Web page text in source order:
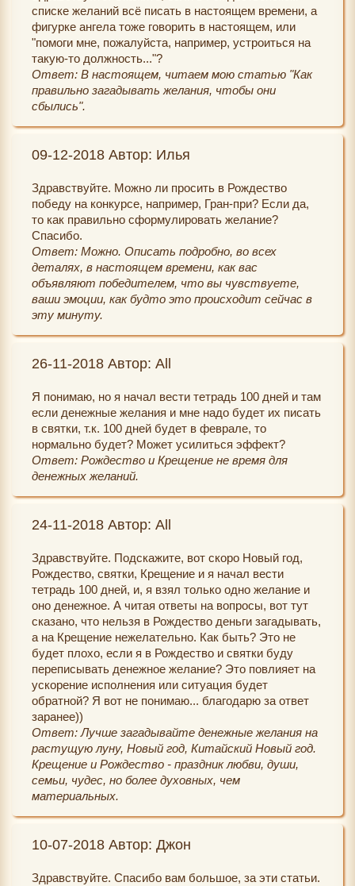
списке желаний всё писать в настоящем времени, а
фигурке ангела тоже говорить в настоящем, или
"помоги мне, пожалуйста, например, устроиться на
такую-то должность..."?
Ответ: В настоящем, читаем мою статью "Как
правильно загадывать желания, чтобы они
сбылись".
09-12-2018 Автор: Илья
Здравствуйте. Можно ли просить в Рождество
победу на конкурсе, например, Гран-при? Если да,
то как правильно сформулировать желание?
Спасибо.
Ответ: Можно. Описать подробно, во всех
деталях, в настоящем времени, как вас
объявляют победителем, что вы чувствуете,
ваши эмоции, как будто это происходит сейчас в
эту минуту.
26-11-2018 Автор: All
Я понимаю, но я начал вести тетрадь 100 дней и там
если денежные желания и мне надо будет их писать
в святки, т.к. 100 дней будет в феврале, то
нормально будет? Может усилиться эффект?
Ответ: Рождество и Крещение не время для
денежных желаний.
24-11-2018 Автор: All
Здравствуйте. Подскажите, вот скоро Новый год,
Рождество, святки, Крещение и я начал вести
тетрадь 100 дней, и, я взял только одно желание и
оно денежное. А читая ответы на вопросы, вот тут
сказано, что нельзя в Рождество деньги загадывать,
а на Крещение нежелательно. Как быть? Это не
будет плохо, если я в Рождество и святки буду
переписывать денежное желание? Это повлияет на
ускорение исполнения или ситуация будет
обратной? Я вот не понимаю... благодарю за ответ
заранее))
Ответ: Лучше загадывайте денежные желания на
растущую луну, Новый год, Китайский Новый год.
Крещение и Рождество - праздник любви, души,
семьи, чудес, но более духовных, чем
материальных.
10-07-2018 Автор: Джон
Здравствуйте. Спасибо вам большое, за эти статьи.